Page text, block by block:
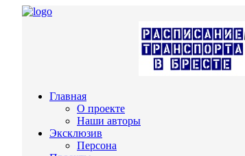
Главная
О проекте
Наши авторы
Эксклюзив
Персона